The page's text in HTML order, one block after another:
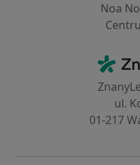
Noa
ul.
01-217